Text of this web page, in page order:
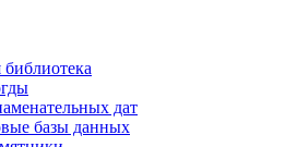
дат
базы данных